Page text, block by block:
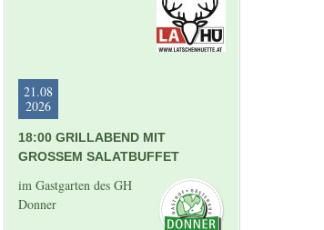
21.08
2026
18:00 GRILLABEND MIT
GROSSEM SALATBUFFET
im Gastgarten des GH
Donner